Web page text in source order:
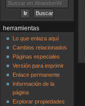
herramientas
Lo que enlaza aquí
Cambios relacionados
Páginas especiales
Versión para imprimir
Enlace permanente
Información de la
página
Explorar propiedades